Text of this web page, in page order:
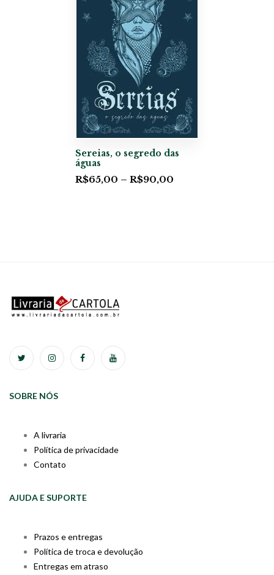
Sereias, o segredo das
águas
R$65,00 – R$90,00
SOBRE NÓS
A livraria
Política de privacidade
Contato
AJUDA E SUPORTE
Prazos e entregas
Política de troca e devolução
Entregas em atraso